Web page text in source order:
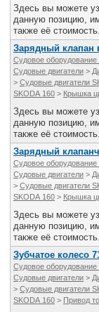
Здесь вы можете
данную позицию,
также её стоимость.
Зарядный клапан
Судовое
Судовые двигатели >
> Судовые двигатели
SKODA 160 > Крышка
Здесь вы можете
данную позицию,
также её стоимость.
Зарядный
Судовое
Судовые двигатели >
> Судовые двигатели
SKODA 160 > Крышка
Здесь вы можете
данную позицию,
также её стоимость.
Зубчатое колесо
Судовое
Судовые двигатели >
> Судовые двигатели
SKODA 160 > Привод